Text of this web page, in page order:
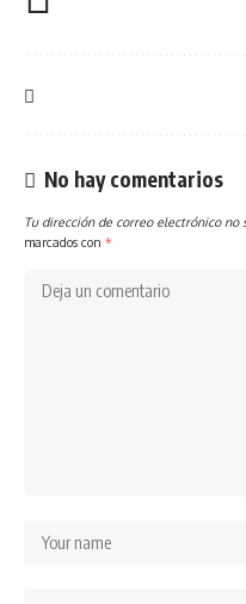
No hay comentarios
Tu dirección de correo electrónico no
marcados con *